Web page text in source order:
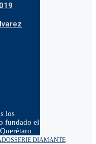
los
fundado el
SERIE DIAMANTE